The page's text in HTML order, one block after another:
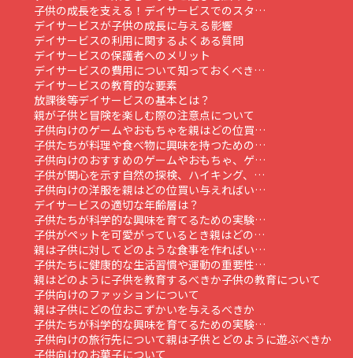
子供の成長を支える！デイサービスでのスタ…
デイサービスが子供の成長に与える影響
デイサービスの利用に関するよくある質問
デイサービスの保護者へのメリット
デイサービスの費用について知っておくべき…
デイサービスの教育的な要素
放課後等デイサービスの基本とは？
親が子供と冒険を楽しむ際の注意点について
子供向けのゲームやおもちゃを親はどの位買…
子供たちが料理や食べ物に興味を持つための…
子供向けのおすすめのゲームやおもちゃ、ゲ…
子供が関心を示す自然の探検、ハイキング、…
子供向けの洋服を親はどの位買い与えればい…
デイサービスの適切な年齢層は？
子供たちが科学的な興味を育てるための実験…
子供がペットを可愛がっているとき親はどの…
親は子供に対してどのような食事を作ればい…
子供たちに健康的な生活習慣や運動の重要性…
親はどのように子供を教育するべきか子供の教育について
子供向けのファッションについて
親は子供にどの位おこずかいを与えるべきか
子供たちが科学的な興味を育てるための実験…
子供向けの旅行先について親は子供とどのように遊ぶべきか
子供向けのお菓子について